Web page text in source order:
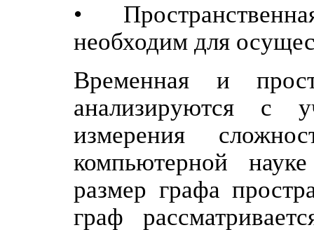
•
необходим для
Временная и
анализируются с
измерения
компьютерной
размер графа
граф